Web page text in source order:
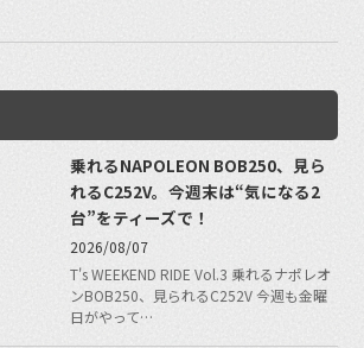
乗れるNAPOLEON BOB250、見ら
れるC252V。今週末は“気になる2
台”をティーズで！
2026/08/07
T's WEEKEND RIDE Vol.3 乗れるナポレオ
ンBOB250、見られるC252V 今週も金曜
日がやって…